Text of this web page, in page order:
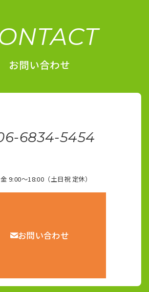
お問い合わせ
6834-5454
9:00～18:00（土日祝 定休）
お問い合わせ